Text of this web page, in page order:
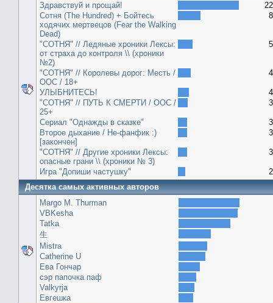
Здравствуй и прощай!
Сотня (The Hundred) + Бойтесь
ходячих мертвецов (Fear the Walking
Dead)
"СОТНЯ" // Ледяные хроники Лексы:
от страха до контроля \\ (хроники
№2)
"СОТНЯ" // Королевы дорог: Месть /
ООС / 18+
УЛЫБНИТЕСЬ!
"СОТНЯ" // ПУТЬ К СМЕРТИ / ООС /
25+
Сериал "Однажды в сказке"
Второе дыхание / Не-фанфик :)
[закончен]
"СОТНЯ" // Другие хроники Лексы:
опасные грани \\ (хроники № 3)
Игра "Допиши частушку"
Десятка самых активных авторов
Margo M. Thurman
VBKesha
Tatka
生
Mistra
Catherine U
Ева Гончар
сэр папочка паф
Valkyrja
Евгешка